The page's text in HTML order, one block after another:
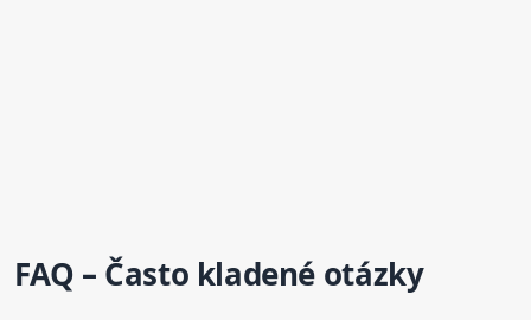
FAQ – Často kladené otázky